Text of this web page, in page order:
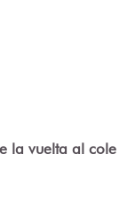
la vuelta al cole